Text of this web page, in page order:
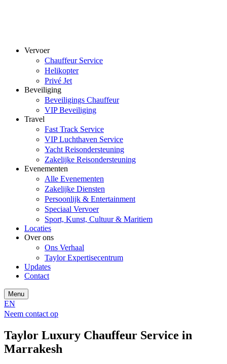
Vervoer
Chauffeur Service
Helikopter
Privé Jet
Beveiliging
Beveiligings Chauffeur
VIP Beveiliging
Travel
Fast Track Service
VIP Luchthaven Service
Yacht Reisondersteuning
Zakelijke Reisondersteuning
Evenementen
Alle Evenementen
Zakelijke Diensten
Persoonlijk & Entertainment
Speciaal Vervoer
Sport, Kunst, Cultuur & Maritiem
Locaties
Over ons
Ons Verhaal
Taylor Expertisecentrum
Updates
Contact
Menu
EN
Neem contact op
Taylor Luxury Chauffeur Service in
Marrakesh